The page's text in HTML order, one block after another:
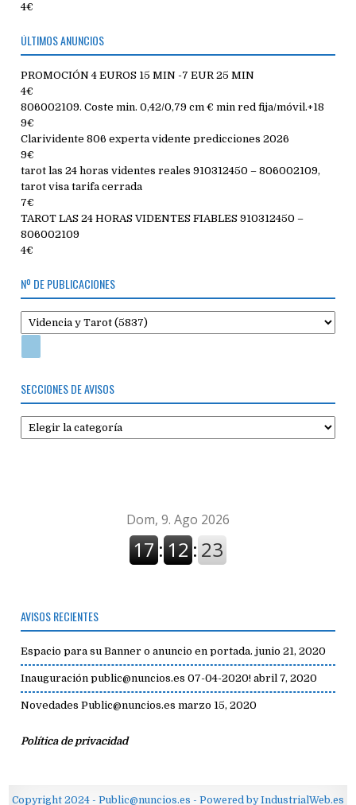
4€
ÚLTIMOS ANUNCIOS
PROMOCIÓN 4 EUROS 15 MIN -7 EUR 25 MIN
4€
806002109. Coste min. 0,42/0,79 cm € min red fija/móvil.+18
9€
Clarividente 806 experta vidente predicciones 2026
9€
tarot las 24 horas videntes reales 910312450 – 806002109,
tarot visa tarifa cerrada
7€
TAROT LAS 24 HORAS VIDENTES FIABLES 910312450 –
806002109
4€
Nº DE PUBLICACIONES
SECCIONES DE AVISOS
Secciones
de
AVISOS RECIENTES
Espacio para su Banner o anuncio en portada. junio 21, 2020
Inauguración public@nuncios.es 07-04-2020! abril 7, 2020
Novedades Public@nuncios.es marzo 15, 2020
Política de privacidad
Copyright 2024 - Public@nuncios.es - Powered by IndustrialWeb.es